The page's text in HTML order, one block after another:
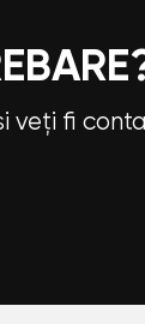
veți fi